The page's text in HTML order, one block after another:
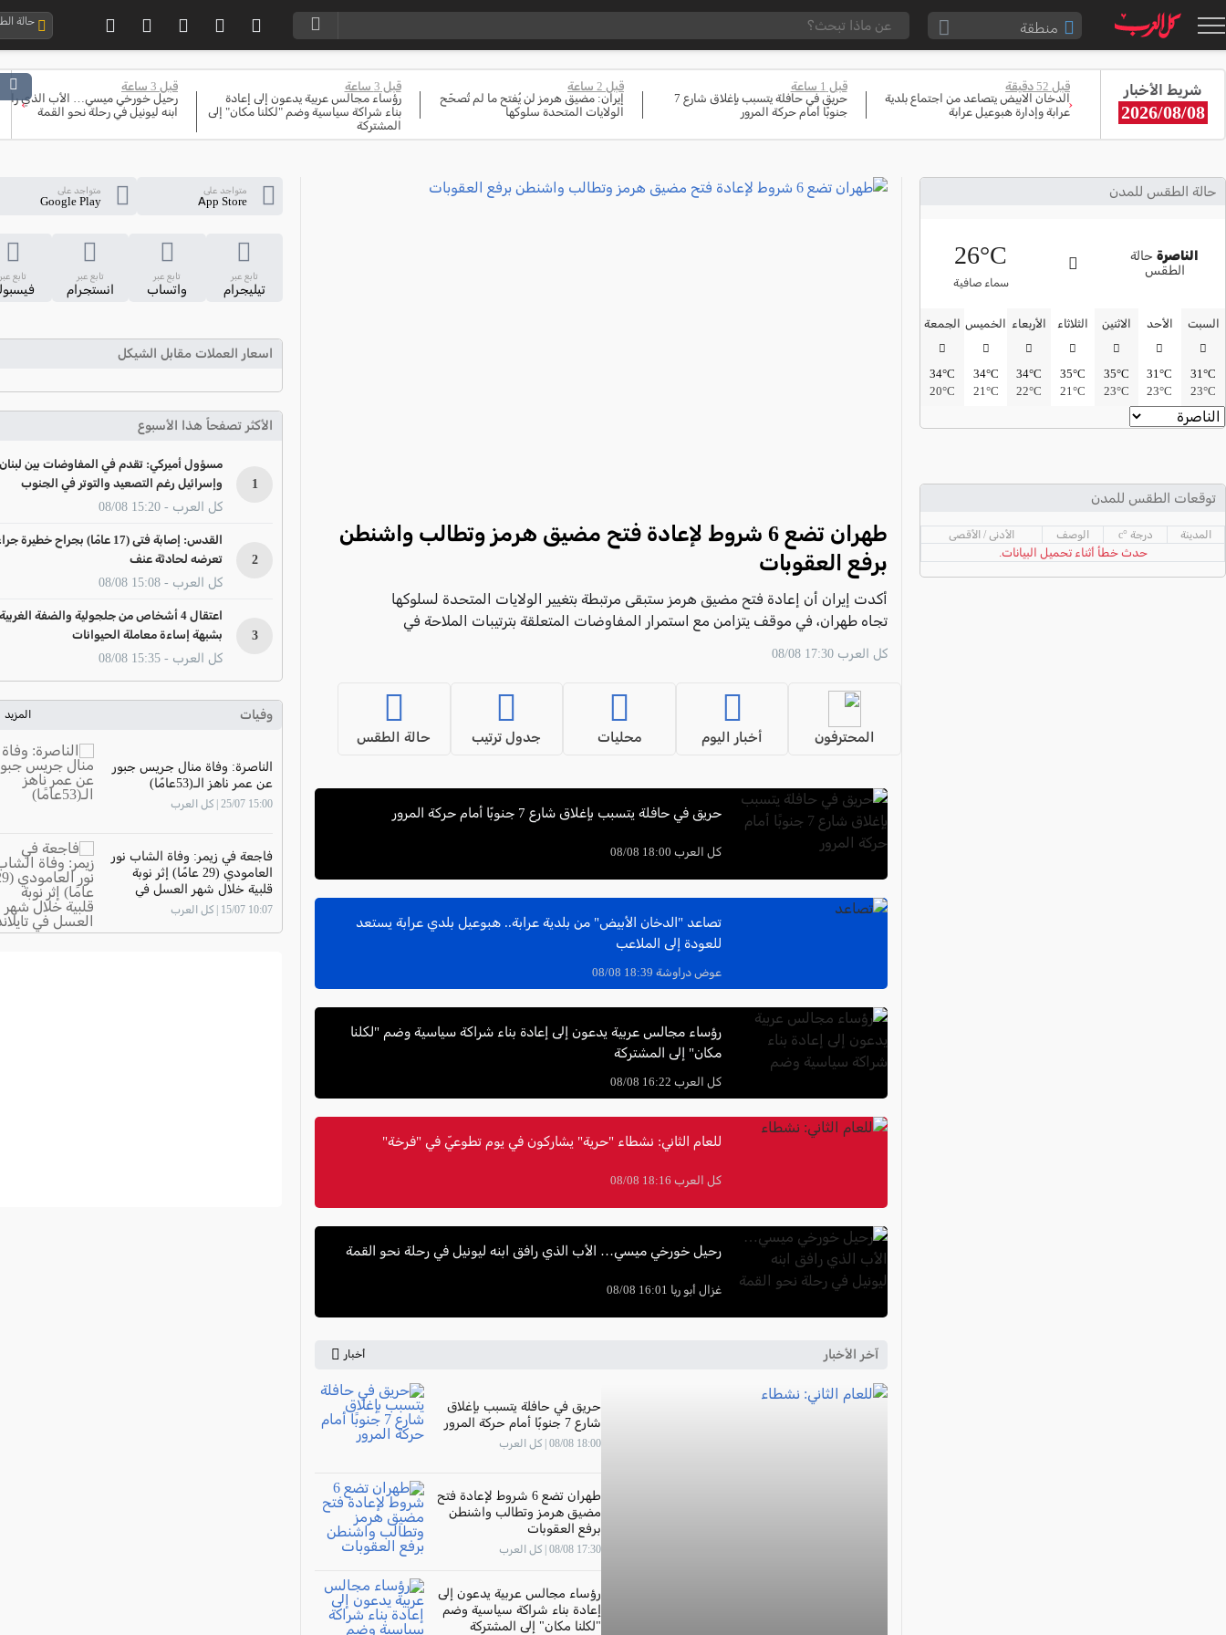
منطقة
القدس والقضاء
المثلث الشمالي
شفاعمرو والقضاء
الضفة الغربية
قطاع غزة
النقب
قرى المرج
المغار والقضاء
حالة
شريط الأخبار
2026/08/08
قبل 52 دقيقة
الدخان الابيض يتصاعد من اجتماع بلدية
عرابة وإدارة هبوعيل عرابة
قبل 1 ساعة
حريق في حافلة يتسبب بإغلاق شارع 7
جنوبًا أمام حركة المرور
قبل 2 ساعة
إيران: مضيق هرمز لن يُفتح ما لم تُصحّح
الولايات المتحدة سلوكها
قبل 3 ساعة
رؤساء مجالس عربية يدعون إلى إعادة
بناء شراكة سياسية وضم "لكلنا مكان" إلى
المشتركة
قبل 3 ساعة
رحيل خورخي ميسي… الأب الذي
ابنه ليونيل في رحلة نحو القمة
‹
›
حالة الطقس للمدن
الناصرةحالة
الطقس
26°C
سماء صافية
السبت
31°C
23°C
الأحد
31°C
23°C
الاثنين
35°C
23°C
الثلاثاء
35°C
21°C
الأربعاء
34°C
22°C
الخميس
34°C
21°C
الجمعة
34°C
20°C
توقعات الطقس للمدن
المدينة درجة °c الوصف الأدنى / الأقصى
حدث خطأ أثناء تحميل البيانات.
طهران تضع 6 شروط لإعادة فتح مضيق هرمز وتطالب واشنطن
برفع العقوبات
أكدت إيران أن إعادة فتح مضيق هرمز ستبقى مرتبطة بتغيير الولايات المتحدة لسلوكها
تجاه طهران، في موقف يتزامن مع استمرار المفاوضات المتعلقة بترتيبات الملاحة في
كل العرب 17:30 08/08
المحترفون أخبار اليوم محليات جدول ترتيب حالة الطقس
حريق في حافلة يتسبب بإغلاق شارع 7 جنوبًا أمام حركة المرور
كل العرب 18:00 08/08
تصاعد "الدخان الأبيض" من بلدية عرابة.. هبوعيل بلدي عرابة يستعد
للعودة إلى الملاعب
عوض دراوشة 18:39 08/08
رؤساء مجالس عربية يدعون إلى إعادة بناء شراكة سياسية وضم "لكلنا
مكان" إلى المشتركة
كل العرب 16:22 08/08
للعام الثاني: نشطاء "حرية" يشاركون في يوم تطوعيّ في "فرخة"
كل العرب 18:16 08/08
رحيل خورخي ميسي… الأب الذي رافق ابنه ليونيل في رحلة نحو القمة
غزال أبو ريا 16:01 08/08
آخر الأخبار أخبار
حريق في حافلة يتسبب بإغلاق
شارع 7 جنوبًا أمام حركة المرور
18:00 08/08 | كل العرب
طهران تضع 6 شروط لإعادة فتح
مضيق هرمز وتطالب واشنطن
برفع العقوبات
17:30 08/08 | كل العرب
رؤساء مجالس عربية يدعون إلى
إعادة بناء شراكة سياسية وضم
"لكلنا مكان" إلى المشتركة
متواجد على
App Store
متواجد على
Google Play
تابع عبر
تيليجرام
تابع عبر
واتساب
تابع عبر
انستجرام
تابع عبر
اسعار العملات مقابل الشيكل
الأكثر تصفحاً هذا الأسبوع
1
مسؤول أميركي: تقدم في المفاوضات بين لبنان
وإسرائيل رغم التصعيد والتوتر في الجنوب
كل العرب - 15:20 08/08
2
القدس: إصابة فتى (17 عامًا) بجراح خطيرة
تعرضه لحادثة عنف
كل العرب - 15:08 08/08
3
اعتقال 4 أشخاص من جلجولية والضفة الغربية
بشبهة إساءة معاملة الحيوانات
كل العرب - 15:35 08/08
وفيات المزيد
الناصرة: وفاة منال جريس جبور
عن عمر ناهز الـ(53عامًا)
15:00 25/07 | كل العرب
فاجعة في زيمر: وفاة الشاب نور
العامودي (29 عامًا) إثر نوبة
قلبية خلال شهر العسل في
تايلاند
10:07 15/07 | كل العرب